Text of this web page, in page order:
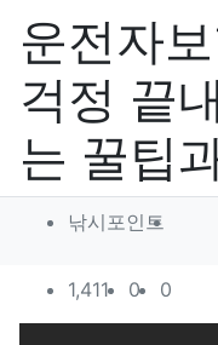
운전자
걱정 끝
는 꿀팁
작성자 정보
낚시포인트
컨텐츠 정보
1,411조회
0추천
0